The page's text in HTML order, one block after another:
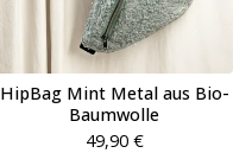
HipBag Mint Metal aus Bio-
Baumwolle
49,90 €